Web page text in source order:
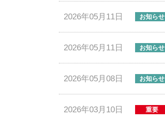
2026年05月11日 お知らせ
2026年05月11日 お知らせ
2026年05月08日 お知らせ
2026年03月10日 重要